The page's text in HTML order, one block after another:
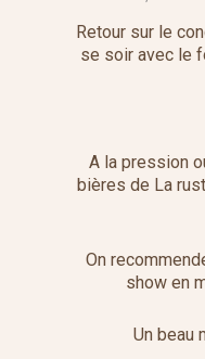
Retour sur le
se soir avec le
A la pression
bières de La
On
show en
Un beau